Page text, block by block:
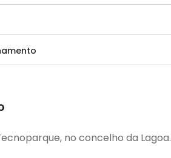
no concelho da Lagoa.